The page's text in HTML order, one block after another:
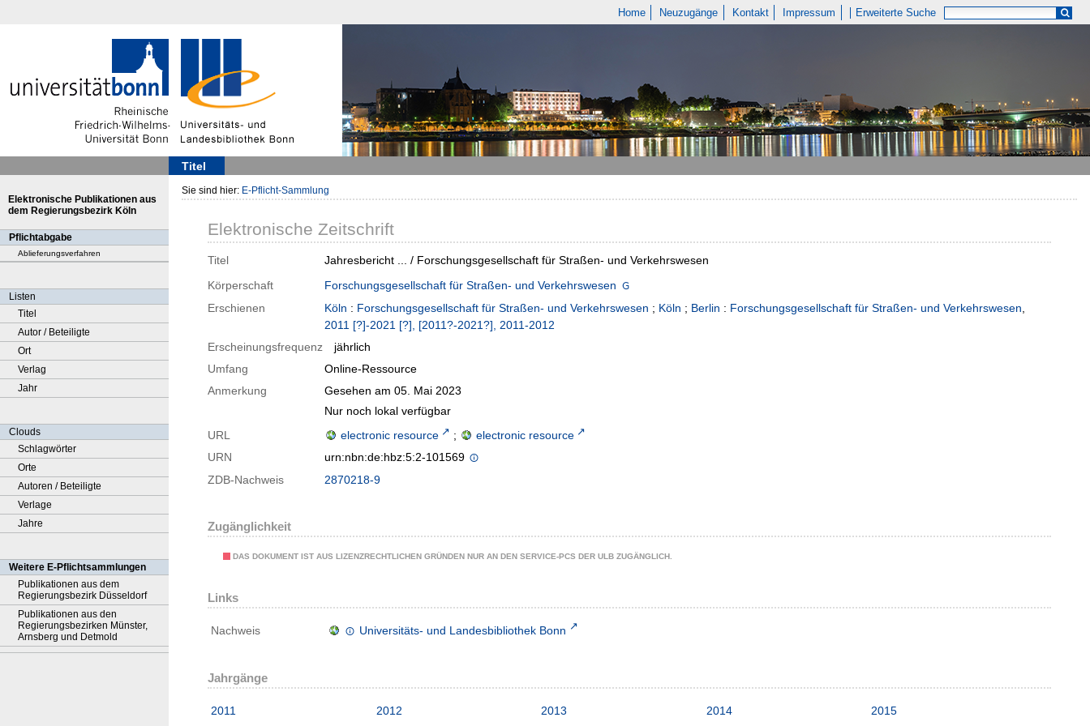
Home Neuzugänge Kontakt Impressum Erweiterte Suche
Titel
Elektronische Publikationen aus
dem Regierungsbezirk Köln
Pflichtabgabe
Ablieferungsverfahren
Listen
Titel
Autor / Beteiligte
Ort
Verlag
Jahr
Clouds
Schlagwörter
Orte
Autoren / Beteiligte
Verlage
Jahre
Weitere E-Pflichtsammlungen
Publikationen aus dem
Regierungsbezirk Düsseldorf
Publikationen aus den
Regierungsbezirken Münster,
Arnsberg und Detmold
Sie sind hier: E-Pflicht-Sammlung
Elektronische Zeitschrift
Titel
Jahresbericht ... / Forschungsgesellschaft für Straßen- und Verkehrswesen
Körperschaft
Forschungsgesellschaft für Straßen- und Verkehrswesen
Erschienen
Köln : Forschungsgesellschaft für Straßen- und Verkehrswesen ; Köln ; Berlin : Forschungsgesellschaft für Straßen- und Verkehrswesen,
2011 [?]-2021 [?], [2011?-2021?], 2011-2012
Erscheinungsfrequenz
jährlich
Umfang
Online-Ressource
Anmerkung
Gesehen am 05. Mai 2023
Nur noch lokal verfügbar
URL
electronic resource ;
electronic resource
URN
urn:nbn:de:hbz:5:2-101569
ZDB-Nachweis
2870218-9
Zugänglichkeit
DAS DOKUMENT IST AUS LIZENZRECHTLICHEN GRÜNDEN NUR AN DEN SERVICE-PCS DER ULB ZUGÄNGLICH.
Links
Nachweis Universitäts- und Landesbibliothek Bonn
Jahrgänge
2011 2012 2013 2014
2015